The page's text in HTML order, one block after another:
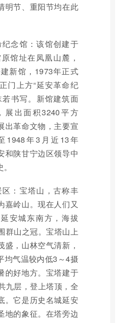
明节、重阳节均在此
念馆：该馆创建于
馆址在凤凰山麓，
新馆，1973年正式
门上方“延安革命纪
书写。新馆建筑面
展出面积3240平方
出革命文物，主要宣
1948年3月近13年
和陕甘宁边区领导中
：宝塔山，古称丰
嘉岭山。现在人们又
安城东南方，海拔
群山之冠。宝塔山上
盛，山林空气清新，
均气温较内低3～4摄
的好地方。宝塔建于
九层，登上塔顶，全
。它是历史名城延安
地的象征。在塔旁边